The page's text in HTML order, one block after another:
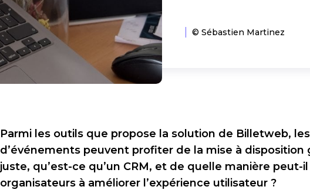
© Sébastien Martinez
Parmi les outils que propose la solution de Billetweb,
d’événements peuvent profiter de la mise à disposition
juste, qu’est-ce qu’un CRM, et de quelle manière peut-
organisateurs à améliorer l’expérience utilisateur ?